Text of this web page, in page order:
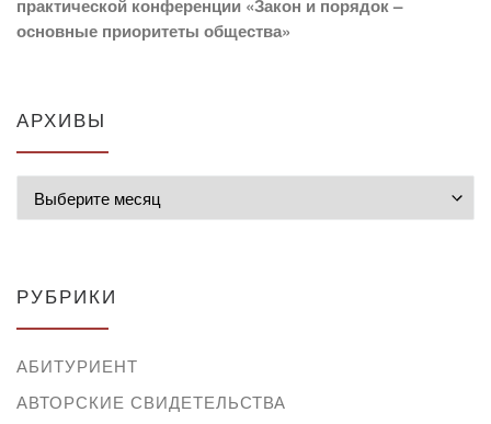
практической конференции «Закон и порядок –
основные приоритеты общества»
АРХИВЫ
РУБРИКИ
АБИТУРИЕНТ
АВТОРСКИЕ СВИДЕТЕЛЬСТВА